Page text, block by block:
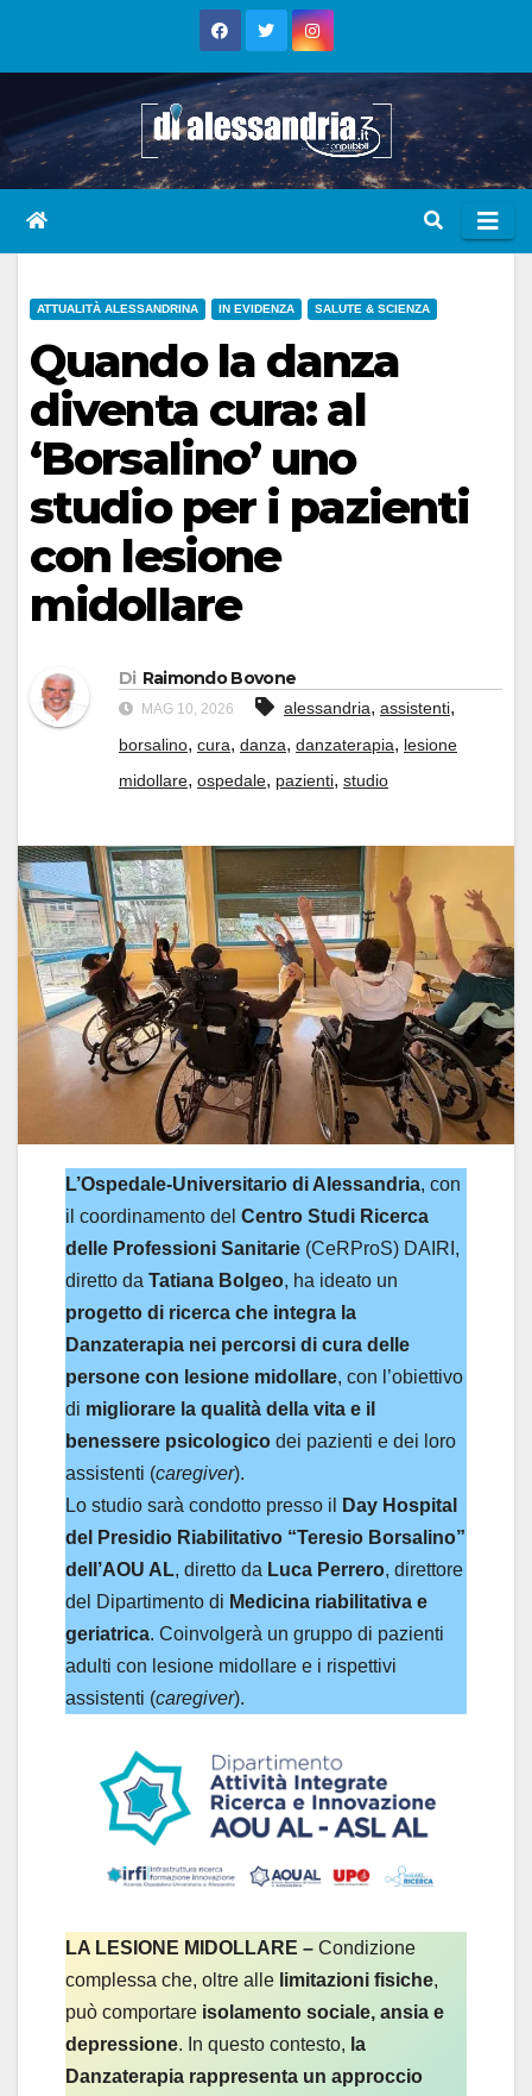
ATTUALITÀ ALESSANDRINA IN EVIDENZA SALUTE & SCIENZA
Quando la danza
diventa cura: al
‘Borsalino’ uno
studio per i pazienti
con lesione
midollare
Di Raimondo Bovone
MAG 10, 2026 alessandria, assistenti,
borsalino, cura, danza, danzaterapia, lesione
midollare, ospedale, pazienti, studio
L’Ospedale-Universitario di Alessandria, con
il coordinamento del Centro Studi Ricerca
delle Professioni Sanitarie (CeRProS) DAIRI,
diretto da Tatiana Bolgeo, ha ideato un
progetto di ricerca che integra la
Danzaterapia nei percorsi di cura delle
persone con lesione midollare, con l’obiettivo
di migliorare la qualità della vita e il
benessere psicologico dei pazienti e dei loro
assistenti (caregiver).
Lo studio sarà condotto presso il
Day Hospital
del Presidio Riabilitativo “Teresio Borsalino”
dell’AOU AL, diretto da Luca Perrero, direttore
del Dipartimento di Medicina riabilitativa e
geriatrica. Coinvolgerà un gruppo di pazienti
adulti con lesione midollare e i rispettivi
assistenti (caregiver).
LA LESIONE MIDOLLARE – Condizione
complessa che, oltre alle limitazioni fisiche,
può comportare isolamento sociale, ansia e
depressione. In questo contesto, la
Danzaterapia rappresenta un approccio